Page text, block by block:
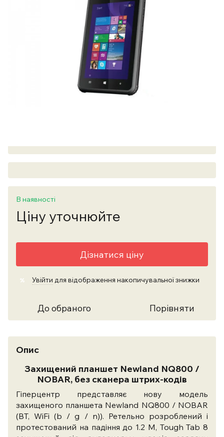
В наявності
Ціну уточнюйте
Дізнатися ціну
% Увійти для відображення накопичувальної знижки
До обраного Порівняти
Опис
Захищений планшет Newland NQ800 /
NOBAR, без сканера штрих-кодів
Гіперцентр представляє нову модель
захищеного планшета Newland NQ800 / NOBAR
(BT, WiFi (b / g / n)). Ретельно розроблений і
протестований на падіння до 1.2 M, Tough Tab 8